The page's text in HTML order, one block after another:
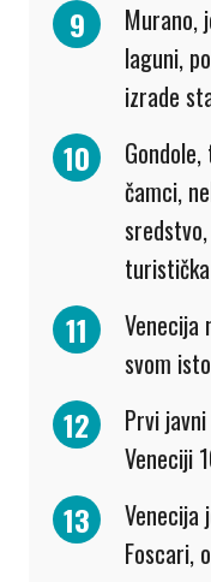
Murano,
laguni,
izrade
čamci,
Venecija
svom
Prvi
Veneciji
Venecija
Foscari,